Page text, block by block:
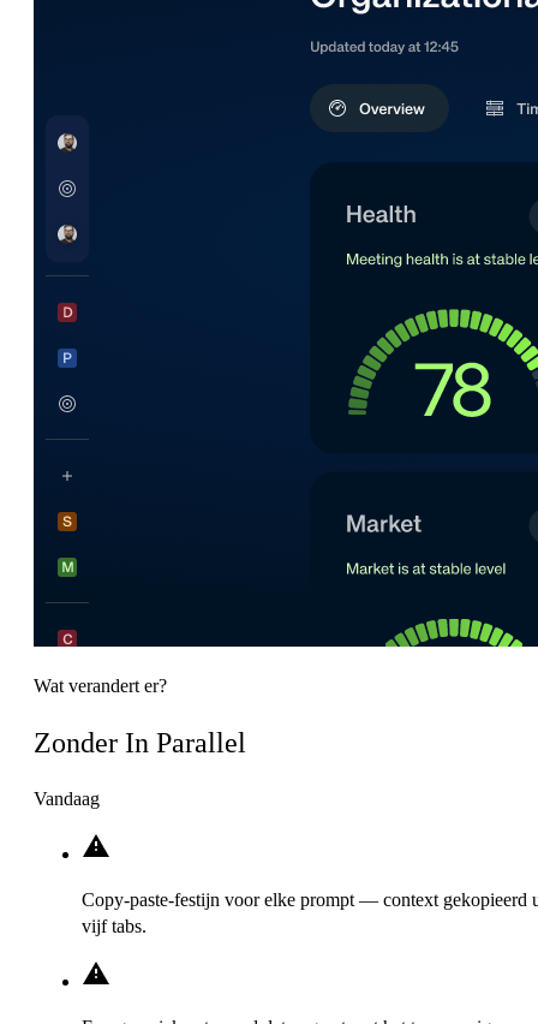
Wat verandert er?
Zonder In Parallel
Vandaag
Copy-paste-festijn voor elke prompt — context gekopieerd
vijf tabs.